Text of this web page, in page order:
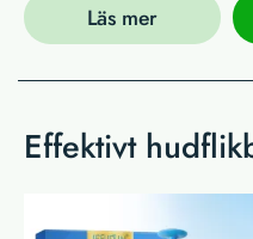
Läs mer
Effektivt